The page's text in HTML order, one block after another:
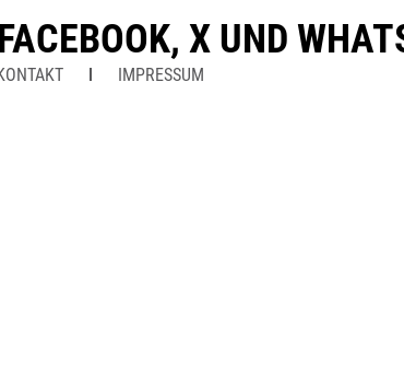
X UND
IMPRESSUM